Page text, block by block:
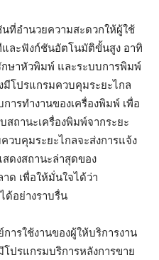
ที่อำนวยความสะดวกให้ผู้ใช้
ละฟังก์ชันอัตโนมัติขั้นสูง อาทิ
ษาหัวพิมพ์ และระบบการพิมพ์
มีโปรแกรมควบคุมระยะไกล
รทำงานของเครื่องพิมพ์ เพื่อ
ถานะเครื่องพิมพ์จากระยะ
วบคุมระยะไกลจะส่งการแจ้ง
ดงสถานะล่าสุดของ
ด เพื่อให้มั่นใจได้ว่า
ด้อย่างราบรื่น
รใช้งานของผู้ให้บริการงาน
โปรแกรมบริการหลังการขาย